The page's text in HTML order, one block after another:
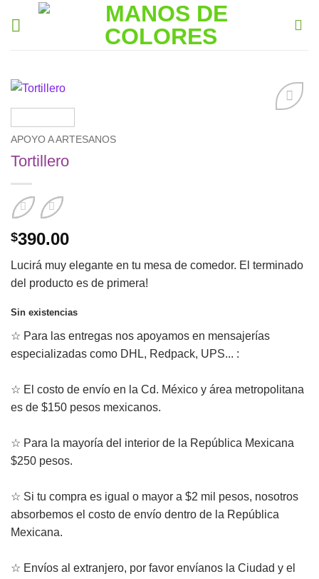
APOYO A ARTESANOS
Tortillero
$390.00
Lucirá muy elegante en tu mesa de comedor. El terminado
del producto es de primera!
Sin existencias
☆ Para las entregas nos apoyamos en mensajerías
especializadas como DHL, Redpack, UPS... :
☆ El costo de envío en la Cd. México y área metropolitana
es de $150 pesos mexicanos.
☆ Para la mayoría del interior de la República Mexicana
$250 pesos.
☆ Si tu compra es igual o mayor a $2 mil pesos, nosotros
absorbemos el costo de envío dentro de la República
Mexicana.
☆ Envíos al extranjero, por favor envíanos la Ciudad y el